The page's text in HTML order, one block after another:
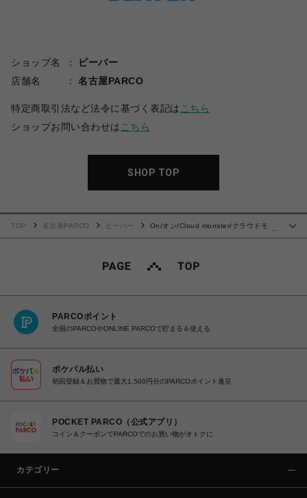
ショップ名
ビーバー
店舗名
名古屋PARCO
特定商取引法など法令に基づく表記は こちら
ショップお問い合わせは こちら
SHOP TOP
…
TOP 名古屋PARCO ビーバー
On/オン/Cloud monster/クラウドモン
PARCOポイント
全国のPARCOやONLINE PARCOで貯まる＆使える
ポケパル払い
初回登録＆お買物で最大1,500円分のPARCOポイント進呈
POCKET PARCO（公式アプリ）
コイン＆クーポンでPARCOでのお買い物がオトクに
カテゴリー